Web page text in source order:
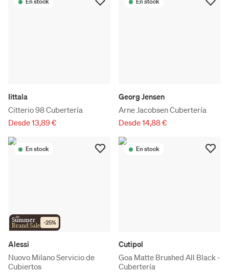
Iittala
Citterio 98 Cubertería
Desde 13,89 €
Georg Jensen
Arne Jacobsen Cubertería
Desde 14,88 €
En stock
the
Summer
Brand Sale -25%
Alessi
Nuovo Milano Servicio de
Cubiertos
En stock
Cutipol
Goa Matte Brushed All Black -
Cubertería